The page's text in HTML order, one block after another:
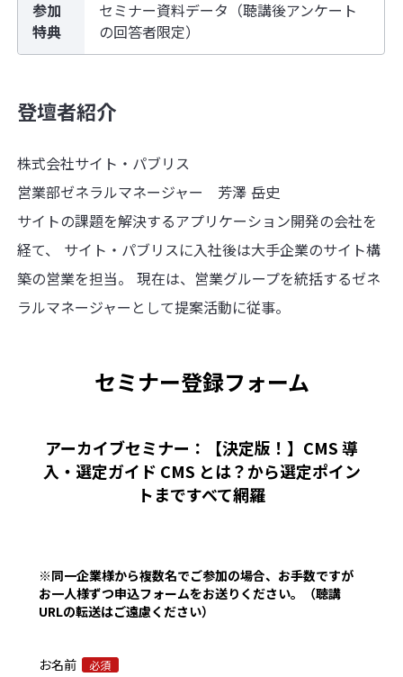
参加
特典
セミナー資料データ（聴講後アンケート
の回答者限定）
登壇者紹介
株式会社サイト・パブリス
営業部ゼネラルマネージャー 芳澤 岳史
サイトの課題を解決するアプリケーション開発の会社を
経て、 サイト・パブリスに入社後は大手企業のサイト構
築の営業を担当。 現在は、営業グループを統括するゼネ
ラルマネージャーとして提案活動に従事。